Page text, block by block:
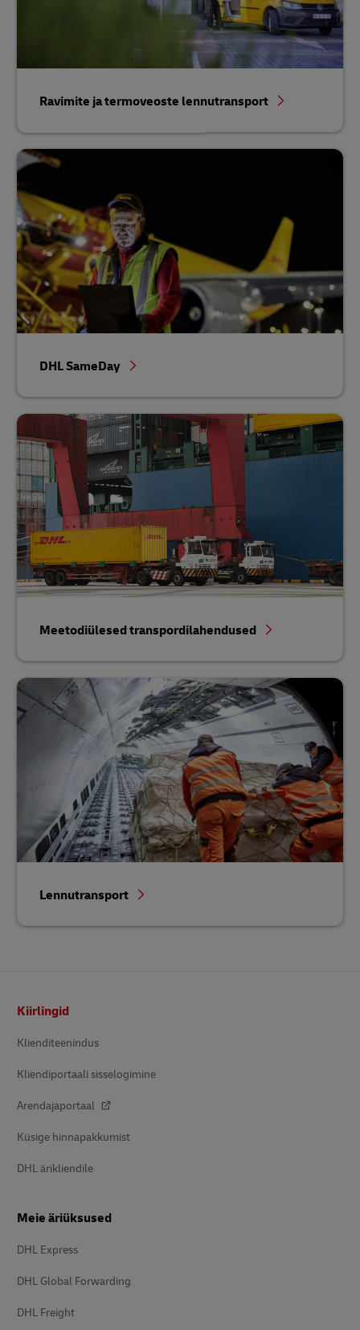
Ravimite ja termoveoste lennutransport
DHL SameDay
Meetodiülesed transpordilahendused
Lennutransport
Kiirlingid
Klienditeenindus
Kliendiportaali sisselogimine
Arendajaportaal
Küsige hinnapakkumist
DHL ärikliendile
Meie äriüksused
DHL Express
DHL Global Forwarding
DHL Freight